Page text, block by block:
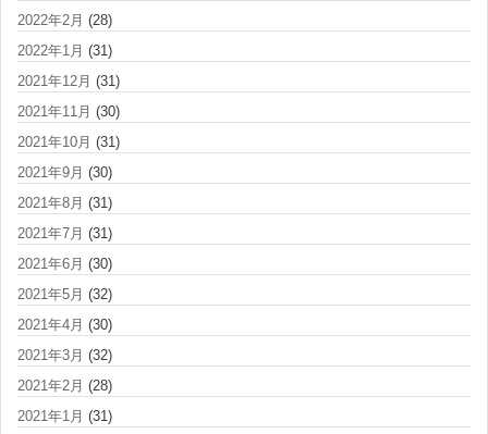
2022年2月 (28)
2022年1月 (31)
2021年12月 (31)
2021年11月 (30)
2021年10月 (31)
2021年9月 (30)
2021年8月 (31)
2021年7月 (31)
2021年6月 (30)
2021年5月 (32)
2021年4月 (30)
2021年3月 (32)
2021年2月 (28)
2021年1月 (31)